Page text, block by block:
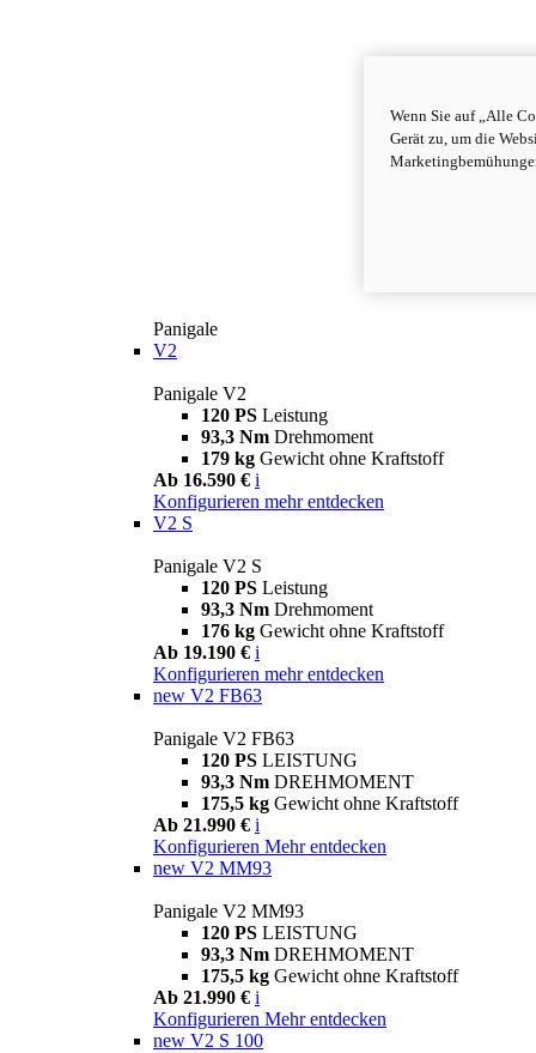
Panigale
V2
Panigale V2
120 PS Leistung
93,3 Nm Drehmoment
179 kg Gewicht ohne Kraftstoff
Ab 16.590 € i
Konfigurieren mehr entdecken
V2 S
Panigale V2 S
120 PS Leistung
93,3 Nm Drehmoment
176 kg Gewicht ohne Kraftstoff
Ab 19.190 € i
Konfigurieren mehr entdecken
new V2 FB63
Panigale V2 FB63
120 PS LEISTUNG
93,3 Nm DREHMOMENT
175,5 kg Gewicht ohne Kraftstoff
Ab 21.990 € i
Konfigurieren Mehr entdecken
new V2 MM93
Panigale V2 MM93
120 PS LEISTUNG
93,3 Nm DREHMOMENT
175,5 kg Gewicht ohne Kraftstoff
Ab 21.990 € i
Konfigurieren Mehr entdecken
new V2 S 100
Wenn Sie auf „Alle
Gerät zu, um die